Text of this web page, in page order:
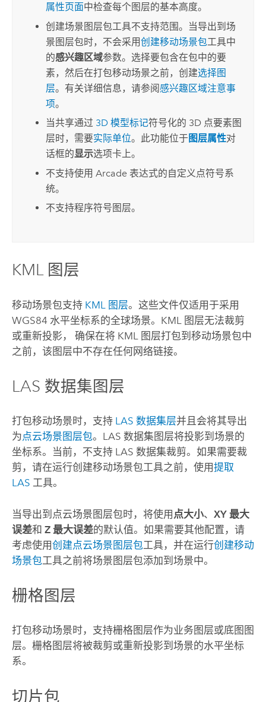
属性页面中检查每个图层的基本高度。
创建场景图层包工具不支持范围。当导出到场
景图层包时，不会采用创建移动场景包工具中
的感兴趣区域参数。选择要包含在包中的要
素，然后在打包移动场景之前，创建选择图
层。有关详细信息，请参阅感兴趣区域注意事
项。
当共享通过 3D 模型标记符号化的 3D 点要素图
层时，需要实际单位。此功能位于 图层属性对
话框的显示选项卡上。
不支持使用 Arcade 表达式的自定义点符号系
统。
不支持程序符号图层。
KML 图层
移动场景包支持 KML 图层。这些文件仅适用于采用
WGS84 水平坐标系的全球场景。KML 图层无法裁剪
或重新投影， 确保在将 KML 图层打包到移动场景包中
之前，该图层中不存在任何网络链接。
LAS 数据集图层
打包移动场景时，支持 LAS 数据集层并且会将其导出
为点云场景图层包。LAS 数据集图层将投影到场景的
坐标系。当前，不支持 LAS 数据集裁剪。如果需要裁
剪，请在运行创建移动场景包工具之前，使用提取
LAS 工具。
当导出到点云场景图层包时，将使用 点大小、 XY 最大
误差和 Z 最大误差的默认值。如果需要其他配置，请
考虑使用创建点云场景图层包工具，并在运行创建移动
场景包工具之前将场景图层包添加到场景中。
栅格图层
打包移动场景时，支持栅格图层作为业务图层或底图图
层。栅格图层将被裁剪或重新投影到场景的水平坐标
系。
切片包